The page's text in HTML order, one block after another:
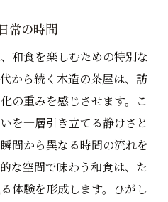
常の時間
和食を楽しむための特別な
から続く木造の茶屋は、訪
の重みを感じさせます。こ
を一層引き立てる静けさと
間から異なる時間の流れを
な空間で味わう和食は、た
体験を形成します。ひがし